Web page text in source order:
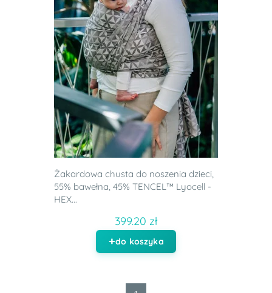
Żakardowa chusta do noszenia dzieci,
55% bawełna, 45% TENCEL™ Lyocell -
HEX...
399.20 zł
do koszyka